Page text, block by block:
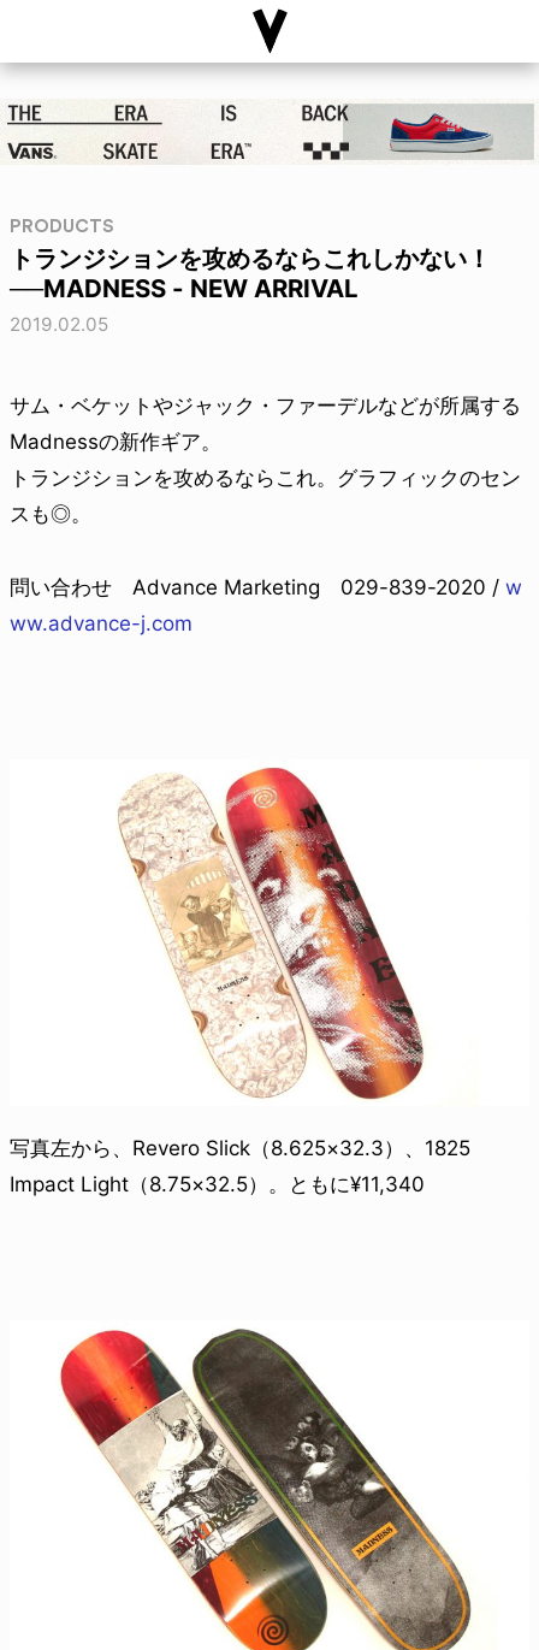
PRODUCTS
トランジションを攻めるならこれしかない！
──MADNESS - NEW ARRIVAL
2019.02.05
サム・ベケットやジャック・ファーデルなどが所属する
Madnessの新作ギア。
トランジションを攻めるならこれ。グラフィックのセン
スも◎。
問い合わせ Advance Marketing 029-839-2020 / w
ww.advance-j.com
写真左から、Revero Slick（8.625×32.3）、1825
Impact Light（8.75×32.5）。ともに¥11,340